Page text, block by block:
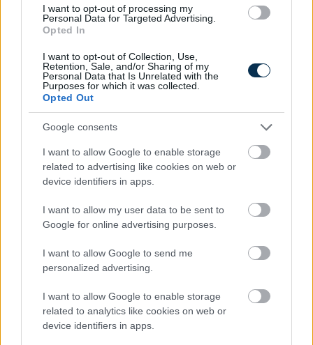
I want to opt-out of processing my
Personal Data for Targeted Advertising.
Opted In
I want to opt-out of Collection, Use,
Retention, Sale, and/or Sharing of my
Personal Data that Is Unrelated with the
Purposes for which it was collected.
Opted Out
Google consents
I want to allow Google to enable storage
related to advertising like cookies on web or
device identifiers in apps.
I want to allow my user data to be sent to
Google for online advertising purposes.
I want to allow Google to send me
personalized advertising.
I want to allow Google to enable storage
related to analytics like cookies on web or
device identifiers in apps.
Elfelejtetted, meddig parkolsz? már a telefonod
kezdőképernyőjén is láthatod
Így használd jól a TikTokot utazástervezéshez